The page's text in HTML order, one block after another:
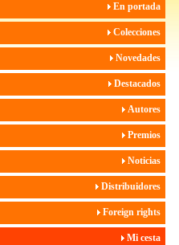
En portada
Colecciones
Novedades
Destacados
Autores
Premios
Noticias
Distribuidores
Foreign rights
Mi cesta